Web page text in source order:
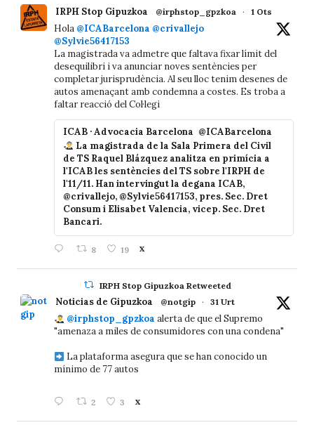
IRPH Stop Gipuzkoa @irphstop_gpzkoa · 1 Ots
Hola @ICABarcelona @crivallejo
@Sylvie56417153
La magistrada va admetre que faltava fixar límit del
desequilibri i va anunciar noves sentències per
completar jurisprudència. Al seu lloc tenim desenes de
autos amenaçant amb condemna a costes. Es troba a
faltar reacció del Col·legi
ICAB · Advocacia Barcelona @ICABarcelona
La magistrada de la Sala Primera del Civil
de TS Raquel Blázquez analitza en primícia a
l'ICAB les sentències del TS sobre l'IRPH de
l'11/11. Han intervingut la degana ICAB,
@crivallejo, @Sylvie56417153, pres. Sec. Dret
Consum i Elisabet Valencia, vicep. Sec. Dret
Bancari.
8 19 X
IRPH Stop Gipuzkoa Retweeted
Noticias de Gipuzkoa @notgip · 31 Urt
@irphstop_gpzkoa alerta de que el Supremo
"amenaza a miles de consumidores con una condena"
La plataforma asegura que se han conocido un
mínimo de 77 autos
2 3 X